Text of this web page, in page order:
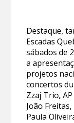
Destaque,
Escadas
sábados de
a
projetos
concertos
Zzaj Trio,
João
Paula